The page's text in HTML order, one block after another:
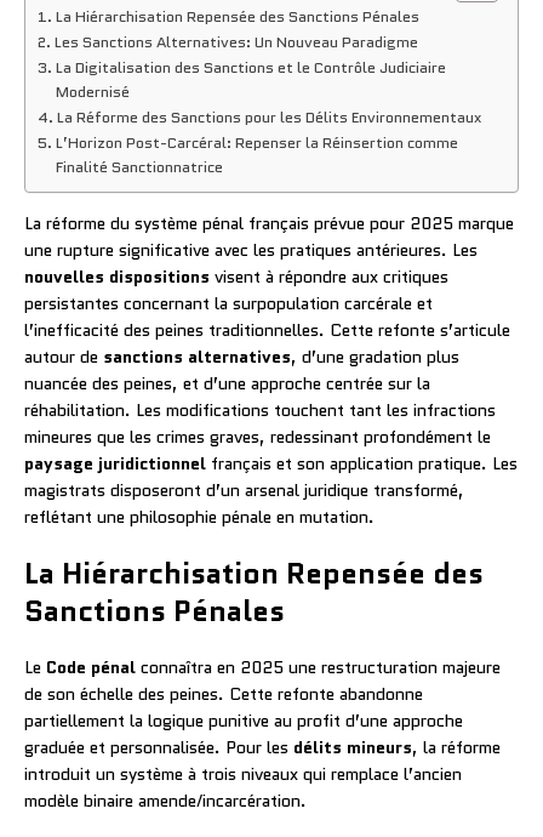
La Hiérarchisation Repensée des Sanctions Pénales
Les Sanctions Alternatives: Un Nouveau Paradigme
La Digitalisation des Sanctions et le Contrôle Judiciaire
Modernisé
La Réforme des Sanctions pour les Délits Environnementaux
L’Horizon Post-Carcéral: Repenser la Réinsertion comme
Finalité Sanctionnatrice
La réforme du système pénal français prévue pour 2025 marque
une rupture significative avec les pratiques antérieures. Les
nouvelles dispositions visent à répondre aux critiques
persistantes concernant la surpopulation carcérale et
l’inefficacité des peines traditionnelles. Cette refonte s’articule
autour de sanctions alternatives, d’une gradation plus
nuancée des peines, et d’une approche centrée sur la
réhabilitation. Les modifications touchent tant les infractions
mineures que les crimes graves, redessinant profondément le
paysage juridictionnel français et son application pratique. Les
magistrats disposeront d’un arsenal juridique transformé,
reflétant une philosophie pénale en mutation.
La Hiérarchisation Repensée des
Sanctions Pénales
Le Code pénal connaîtra en 2025 une restructuration majeure
de son échelle des peines. Cette refonte abandonne
partiellement la logique punitive au profit d’une approche
graduée et personnalisée. Pour les délits mineurs, la réforme
introduit un système à trois niveaux qui remplace l’ancien
modèle binaire amende/incarcération.